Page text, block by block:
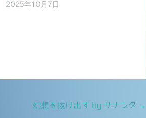
2025年10月7日
幻想を抜け出す by サナンダ →